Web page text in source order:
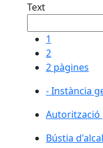
Text
1
2
2 pàgines
- Instància
Autorització
Bústia